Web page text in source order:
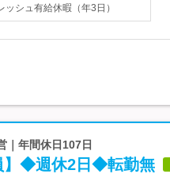
シュ有給休暇（年3日）
｜年間休日107日
】◆週休2日◆転勤無